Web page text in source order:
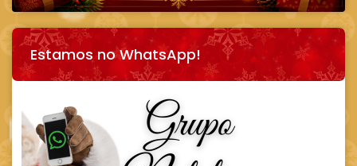
Estamos no WhatsApp!